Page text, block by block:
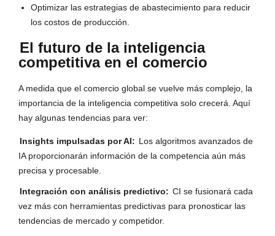
Optimizar las estrategias de abastecimiento para reducir
los costos de producción.
El futuro de la inteligencia
competitiva en el comercio
A medida que el comercio global se vuelve más complejo, la
importancia de la inteligencia competitiva solo crecerá. Aquí
hay algunas tendencias para ver:
Insights impulsadas por AI: Los algoritmos avanzados de
IA proporcionarán información de la competencia aún más
precisa y procesable.
Integración con análisis predictivo: CI se fusionará cada
vez más con herramientas predictivas para pronosticar las
tendencias de mercado y competidor.